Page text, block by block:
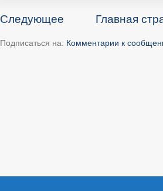
Следующее Главная
Подписаться на: Комментарии к